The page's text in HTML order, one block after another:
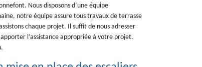
Nous disposons d’une équipe
notre équipe assure tous travaux de terrasse
chaque projet. Il suffit de nous adresser
l’assistance appropriée à votre projet.